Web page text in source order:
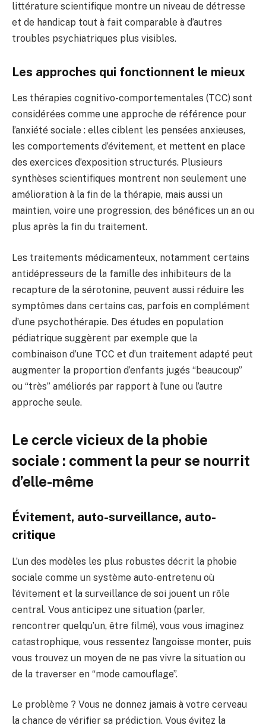
littérature scientifique montre un niveau de détresse
et de handicap tout à fait comparable à d’autres
troubles psychiatriques plus visibles.
Les approches qui fonctionnent le mieux
Les thérapies cognitivo-comportementales (TCC) sont
considérées comme une approche de référence pour
l’anxiété sociale : elles ciblent les pensées anxieuses,
les comportements d’évitement, et mettent en place
des exercices d’exposition structurés. Plusieurs
synthèses scientifiques montrent non seulement une
amélioration à la fin de la thérapie, mais aussi un
maintien, voire une progression, des bénéfices un an ou
plus après la fin du traitement.
Les traitements médicamenteux, notamment certains
antidépresseurs de la famille des inhibiteurs de la
recapture de la sérotonine, peuvent aussi réduire les
symptômes dans certains cas, parfois en complément
d’une psychothérapie. Des études en population
pédiatrique suggèrent par exemple que la
combinaison d’une TCC et d’un traitement adapté peut
augmenter la proportion d’enfants jugés “beaucoup”
ou “très” améliorés par rapport à l’une ou l’autre
approche seule.
Le cercle vicieux de la phobie
sociale : comment la peur se nourrit
d’elle-même
Évitement, auto-surveillance, auto-
critique
L’un des modèles les plus robustes décrit la phobie
sociale comme un système auto-entretenu où
l’évitement et la surveillance de soi jouent un rôle
central. Vous anticipez une situation (parler,
rencontrer quelqu’un, être filmé), vous vous imaginez
catastrophique, vous ressentez l’angoisse monter, puis
vous trouvez un moyen de ne pas vivre la situation ou
de la traverser en “mode camouflage”.
Le problème ? Vous ne donnez jamais à votre cerveau
la chance de vérifier sa prédiction. Vous évitez la